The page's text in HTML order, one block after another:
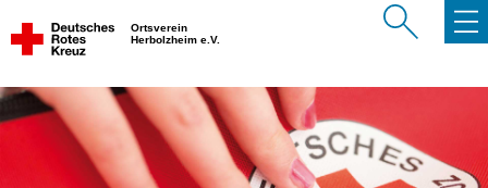
Ortsverein
Herbolzheim e.V.